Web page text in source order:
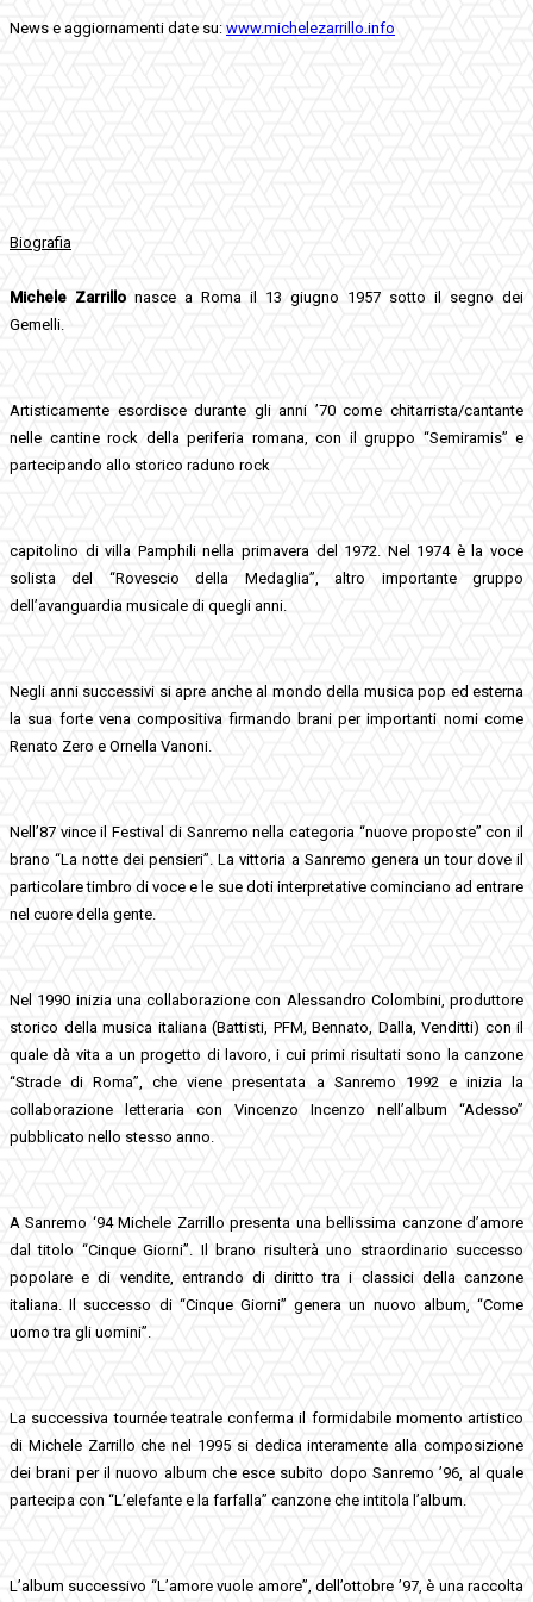
News e aggiornamenti date su: www.michelezarrillo.info
Biografia
Michele Zarrillo nasce a Roma il 13 giugno 1957 sotto il segno dei
Gemelli.
Artisticamente esordisce durante gli anni ’70 come chitarrista/cantante
nelle cantine rock della periferia romana, con il gruppo “Semiramis” e
partecipando allo storico raduno rock
capitolino di villa Pamphili nella primavera del 1972. Nel 1974 è la voce
solista del “Rovescio della Medaglia”, altro importante gruppo
dell’avanguardia musicale di quegli anni.
Negli anni successivi si apre anche al mondo della musica pop ed esterna
la sua forte vena compositiva firmando brani per importanti nomi come
Renato Zero e Ornella Vanoni.
Nell’87 vince il Festival di Sanremo nella categoria “nuove proposte” con il
brano “La notte dei pensieri”. La vittoria a Sanremo genera un tour dove il
particolare timbro di voce e le sue doti interpretative cominciano ad entrare
nel cuore della gente.
Nel 1990 inizia una collaborazione con Alessandro Colombini, produttore
storico della musica italiana (Battisti, PFM, Bennato, Dalla, Venditti) con il
quale dà vita a un progetto di lavoro, i cui primi risultati sono la canzone
“Strade di Roma”, che viene presentata a Sanremo 1992 e inizia la
collaborazione letteraria con Vincenzo Incenzo nell’album “Adesso”
pubblicato nello stesso anno.
A Sanremo ‘94 Michele Zarrillo presenta una bellissima canzone d’amore
dal titolo “Cinque Giorni”. Il brano risulterà uno straordinario successo
popolare e di vendite, entrando di diritto tra i classici della canzone
italiana. Il successo di “Cinque Giorni” genera un nuovo album, “Come
uomo tra gli uomini”.
La successiva tournée teatrale conferma il formidabile momento artistico
di Michele Zarrillo che nel 1995 si dedica interamente alla composizione
dei brani per il nuovo album che esce subito dopo Sanremo ’96, al quale
partecipa con “L’elefante e la farfalla” canzone che intitola l’album.
L’album successivo “L’amore vuole amore”, dell’ottobre ’97, è una raccolta